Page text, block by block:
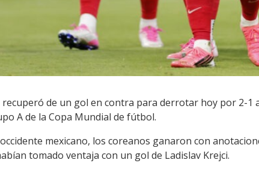
recuperó de un gol en contra para derrotar hoy por 2-1
A de la Copa Mundial de fútbol.
mexicano, los coreanos ganaron con
tomado ventaja con un gol de Ladislav Krejci.